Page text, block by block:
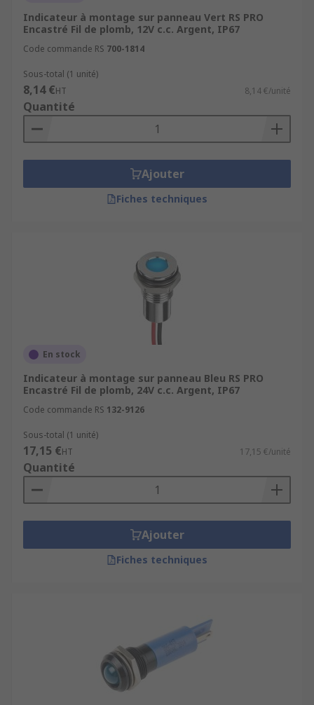
Indicateur à montage sur panneau Vert RS PRO
Encastré Fil de plomb, 12V c.c. Argent, IP67
Code commande RS 700-1814
Sous-total (1 unité)
8,14 €HT 8,14 €/unité
Quantité
Ajouter
Fiches techniques
En stock
Indicateur à montage sur panneau Bleu RS PRO
Encastré Fil de plomb, 24V c.c. Argent, IP67
Code commande RS 132-9126
Sous-total (1 unité)
17,15 €HT 17,15 €/unité
Quantité
Ajouter
Fiches techniques